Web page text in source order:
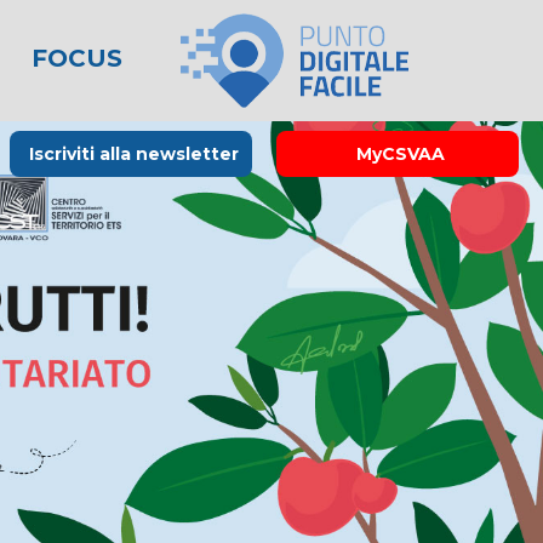
FOCUS
Rubrica La Stampa
Links utili
Iscriviti alla newsletter MyCSVAA